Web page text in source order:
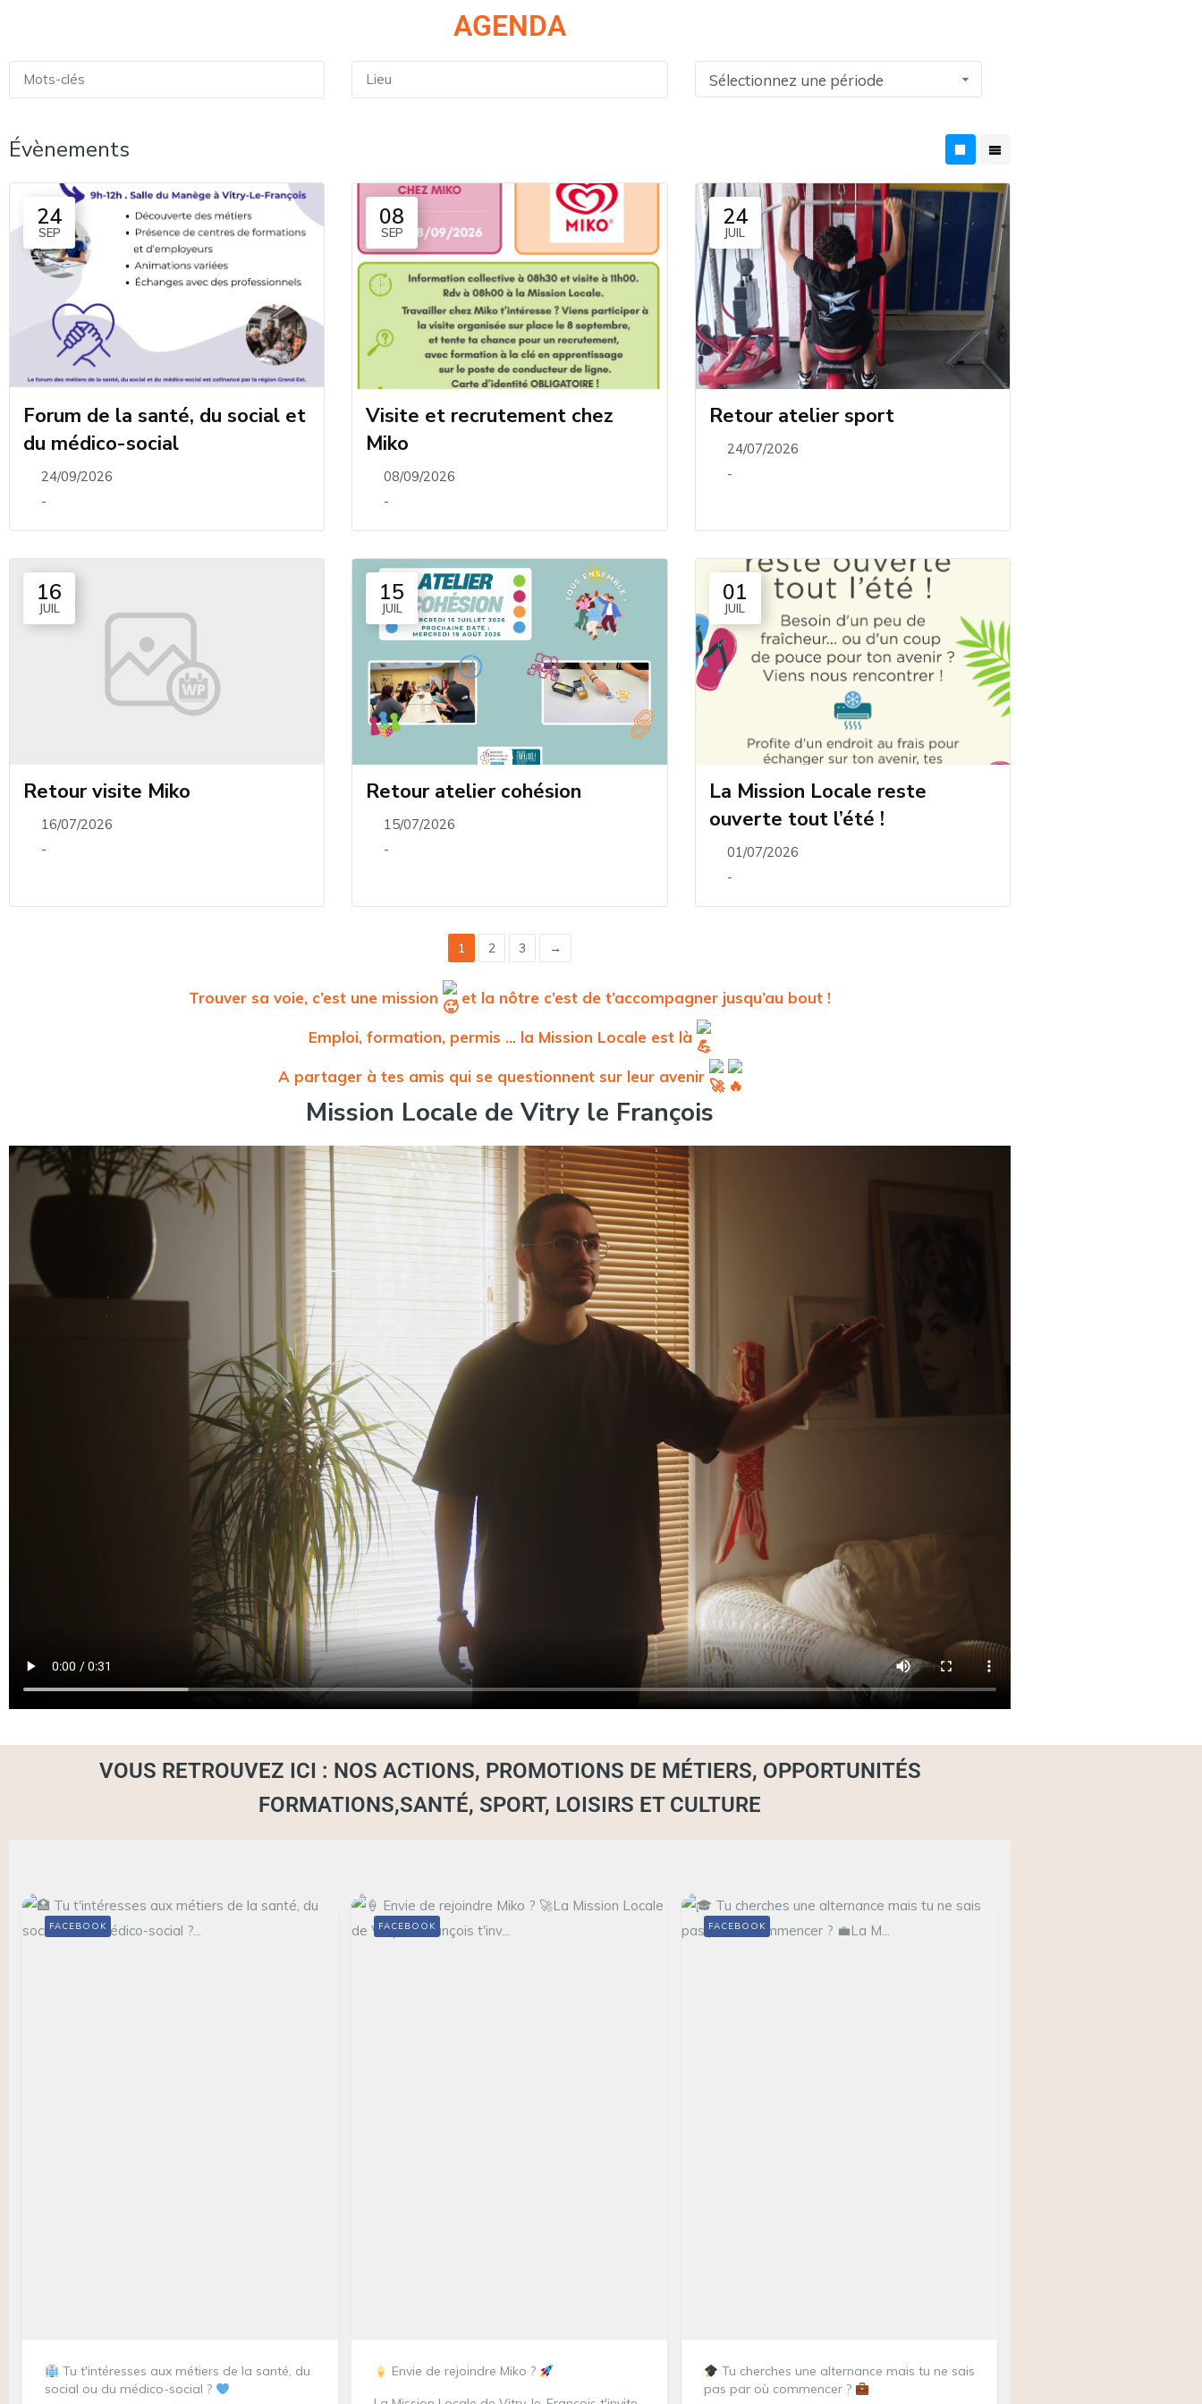
AGENDA
Sélectionnez une période
Évènements
24
SEP
Forum de la santé, du social et
du médico-social
24/09/2026
-
08
SEP
Visite et recrutement chez
Miko
08/09/2026
-
24
JUIL
Retour atelier sport
24/07/2026
-
16
JUIL
Retour visite Miko
16/07/2026
-
15
JUIL
Retour atelier cohésion
15/07/2026
-
01
JUIL
La Mission Locale reste
ouverte tout l’été !
01/07/2026
-
1 2 3 →
Trouver sa voie, c’est une mission et la nôtre c’est de t’accompagner jusqu’au bout !
Emploi, formation, permis … la Mission Locale est là
A partager à tes amis qui se questionnent sur leur avenir
Mission Locale de Vitry le François​
VOUS RETROUVEZ ICI : NOS ACTIONS, PROMOTIONS DE MÉTIERS, OPPORTUNITÉS
FORMATIONS,SANTÉ, SPORT, LOISIRS ET CULTURE
Tu t'intéresses aux métiers de la santé, du
social ou du médico-social ?
FACEBOOK
Envie de rejoindre Miko ?
FACEBOOK
Tu cherches une alternance mais tu ne sais
pas par où commencer ?
FACEBOOK